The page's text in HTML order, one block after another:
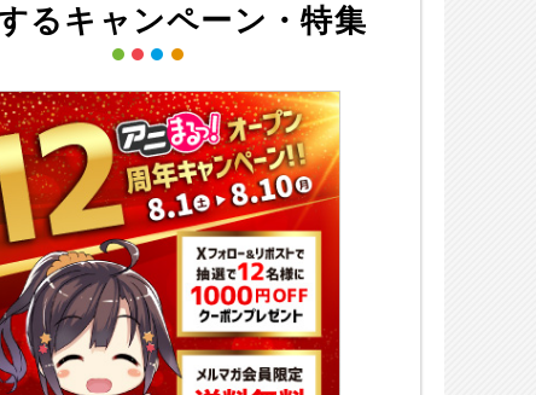
©『ヒプノシスマイク-Division Rap Battle-』Rhyme Anima製作
るキャンペーン・特集